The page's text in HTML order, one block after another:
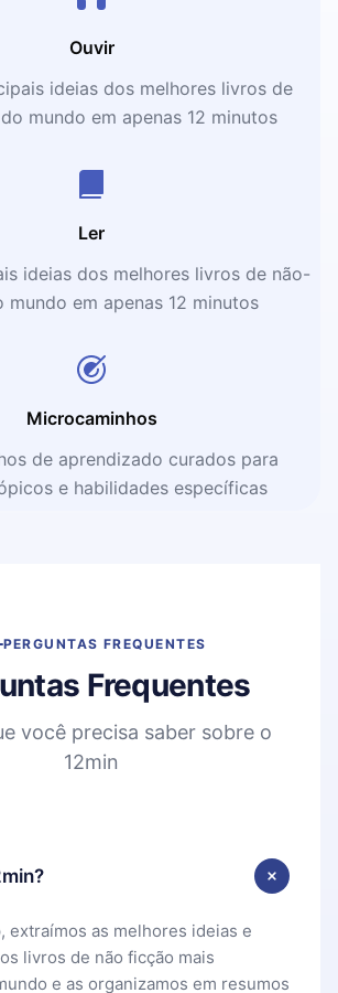
Ouvir
ideias dos melhores livros de
mundo em apenas 12 minutos
Ler
ideias dos melhores livros de não-
mundo em apenas 12 minutos
Microcaminhos
de aprendizado curados para
e habilidades específicas
PERGUNTAS FREQUENTES
Frequentes
você precisa saber sobre o
12min
extraímos as melhores ideias e
livros de não ficção mais
e as organizamos em resumos